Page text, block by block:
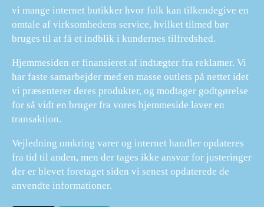
vi mange internet butikker hvor folk kan tilkendegive en
omtale af virksomhedens service, hvilket tilmed bør
bruges til at få et indblik i kundernes tilfredshed.
Hjemmesiden er finansieret af indtægter fra reklamer. Vi
har faste samarbejder med en masse outlets på nettet idet
vi præsenterer deres produkter, og modtager godtgørelse
for så vidt en bruger fra vores hjemmeside laver en
transaktion.
Vejledning omkring varer og internet handler opdateres
fra tid til anden, men der tages ikke ansvar for justeringer
der er blevet foretaget siden vi senest opdaterede de
anvendte informationer.